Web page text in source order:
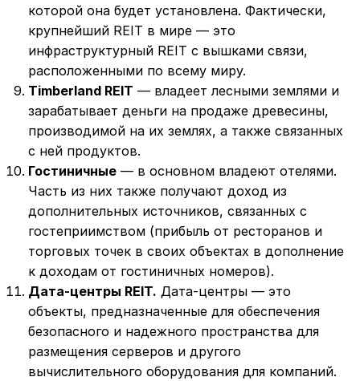
которой она будет установлена. Фактически,
крупнейший REIT в мире — это
инфраструктурный REIT с вышками связи,
расположенными по всему миру.
Timberland REIT — владеет лесными землями и
зарабатывает деньги на продаже древесины,
производимой на их землях, а также связанных
с ней продуктов.
Гостиничные — в основном владеют отелями.
Часть из них также получают доход из
дополнительных источников, связанных с
гостеприимством (прибыль от ресторанов и
торговых точек в своих объектах в дополнение
к доходам от гостиничных номеров).
Дата-центры REIT. Дата-центры — это
объекты, предназначенные для обеспечения
безопасного и надежного пространства для
размещения серверов и другого
вычислительного оборудования для компаний.